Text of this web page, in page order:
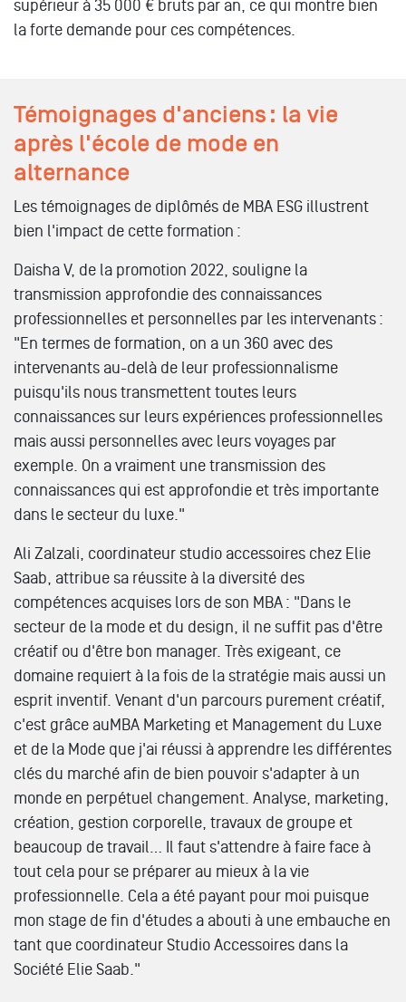
supérieur à 35 000 € bruts par an, ce qui montre bien
la forte demande pour ces compétences.
Témoignages d'anciens : la vie
après l'école de mode en
alternance
Les témoignages de diplômés de MBA ESG illustrent
bien l'impact de cette formation :
Daisha V, de la promotion 2022, souligne la
transmission approfondie des connaissances
professionnelles et personnelles par les intervenants :
"En termes de formation, on a un 360 avec des
intervenants au-delà de leur professionnalisme
puisqu'ils nous transmettent toutes leurs
connaissances sur leurs expériences professionnelles
mais aussi personnelles avec leurs voyages par
exemple. On a vraiment une transmission des
connaissances qui est approfondie et très importante
dans le secteur du luxe."
Ali Zalzali, coordinateur studio accessoires chez Elie
Saab, attribue sa réussite à la diversité des
compétences acquises lors de son MBA : "Dans le
secteur de la mode et du design, il ne suffit pas d'être
créatif ou d'être bon manager. Très exigeant, ce
domaine requiert à la fois de la stratégie mais aussi un
esprit inventif. Venant d'un parcours purement créatif,
c'est grâce auMBA Marketing et Management du Luxe
et de la Mode que j'ai réussi à apprendre les différentes
clés du marché afin de bien pouvoir s'adapter à un
monde en perpétuel changement. Analyse, marketing,
création, gestion corporelle, travaux de groupe et
beaucoup de travail… Il faut s'attendre à faire face à
tout cela pour se préparer au mieux à la vie
professionnelle. Cela a été payant pour moi puisque
mon stage de fin d'études a abouti à une embauche en
tant que coordinateur Studio Accessoires dans la
Société Elie Saab."